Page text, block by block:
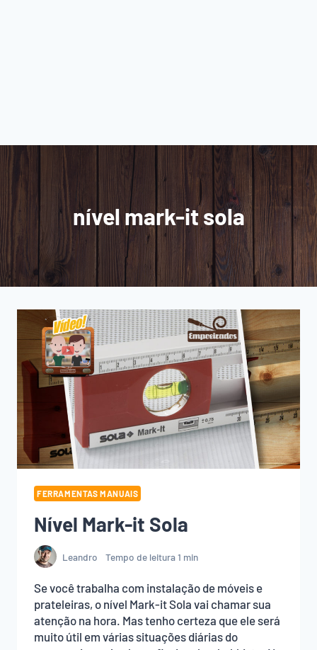
nível mark-it sola
FERRAMENTAS MANUAIS
Nível Mark-it Sola
Leandro Tempo de leitura1 min
Se você trabalha com instalação de móveis e
prateleiras, o nível Mark-it Sola vai chamar sua
atenção na hora. Mas tenho certeza que ele será
muito útil em várias situações diárias do